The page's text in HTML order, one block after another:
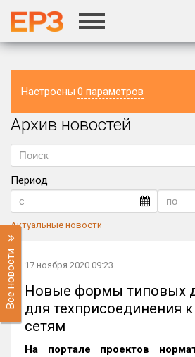
Настроены 0 параметров
Регион
Архив новостей
Период
Актуальные новости
Все новости 17 ноября 2020 09:23
Новые формы типовых
для техприсоединения
сетям
На портале проектов